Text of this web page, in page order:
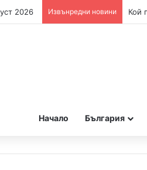
2026 Извънредни новини
Начало България